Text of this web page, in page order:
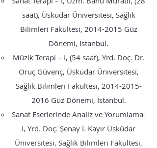
saat), Üsküdar Üniversitesi, Sağlık
Bilimleri Fakültesi, 2014-2015 Güz
Dönemi, İstanbul.
Müzik Terapi – I, (54 saat), Yrd. Doç. Dr.
Oruç Güvenç, Üsküdar Üniversitesi,
Sağlık Bilimleri Fakültesi, 2014-2015-
2016 Güz Dönemi, İstanbul.
Sanat Eserlerinde Analiz ve Yorumlama-
I, Yrd. Doç. Şenay İ. Kayır Üsküdar
Üniversitesi, Sağlık Bilimleri Fakültesi,